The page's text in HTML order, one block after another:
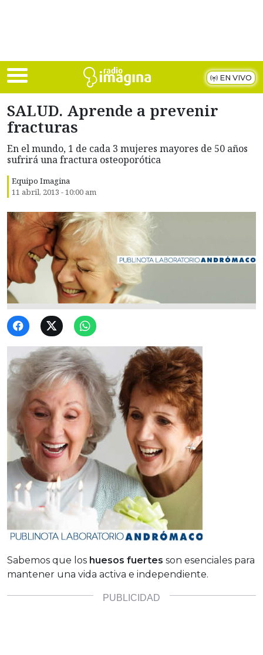
EN VIVO
SALUD. Aprende a prevenir
fracturas
En el mundo, 1 de cada 3 mujeres mayores de 50 años
sufrirá una fractura osteoporótica
Equipo Imagina
11 abril, 2013 - 10:00 am
Sabemos que los huesos fuertes son esenciales para
mantener una vida activa e independiente.